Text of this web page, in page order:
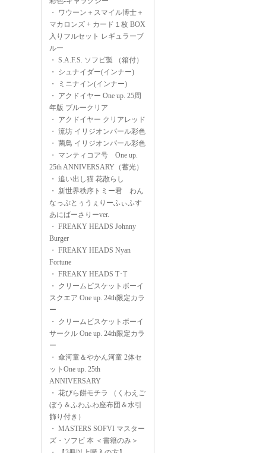
・ ワウーン＋スマイル博士＋
マカロンズ + カード１枚 BOX
入りフルセット レギュラーブ
ルー
・ S.A.F.S. ソフビ製 （箱付）
・ シュナイダー(インナー)
・
ミニナイン(インナー)
・ アクドイヤー One up. 25周
年版 ブルークリア
・ アクドイヤー クリアレッド
・ 流坊 イリジオンパール彩色
・ 菌鳥 イリジオンパール彩色
・ マンティコア号 One up.
25th ANNIVERSARY（蓄光）
・ 追い出し猫 花散らし
・ 新世界秩序トミー君 わん
なっぷとぅうぇりーふぃふす
あにばーさりーver.
・ FREAKY HEADS Johnny
Burger
・ FREAKY HEADS Nyan
Fortune
・ FREAKY HEADS T･T
・ クリームビスケットボーイ
スクエア One up. 24th限定カラ
ー
・ クリームビスケットボーイ
サークル One up. 24th限定カラ
ー
・ 傘河童＆やかん河童 2体セ
ットOne up. 25th
ANNIVERSARY
・ 花びら餅モチラ （くわえご
ぼう＆ふわふわ座布団＆水引
飾り付き）
・ MASTERS SOFVI マスター
ズ・ソフビ 本 ＜書籍のみ＞